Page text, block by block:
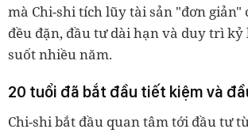
mà Chi-shi tích lũy tài sản "đơn giản"
đều đặn, đầu tư dài hạn và duy trì
suốt nhiều năm.
20 tuổi đã bắt đầu tiết kiệm và
Chi-shi bắt đầu quan tâm tới đầu tư